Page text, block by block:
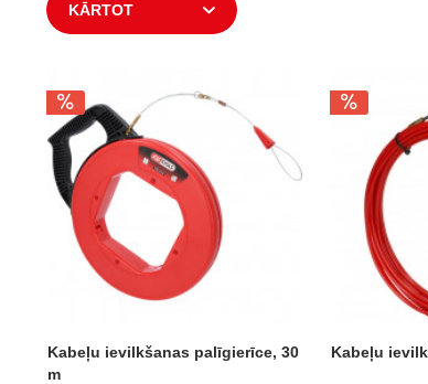
KĀRTOT
Kabeļu ievilkšanas palīgierīce, 30
m
Kabeļu